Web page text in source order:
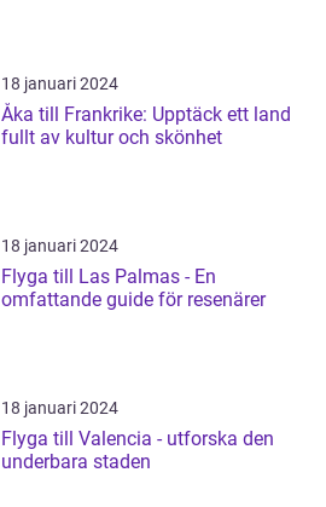
18 januari 2024
Åka till Frankrike: Upptäck ett land
fullt av kultur och skönhet
18 januari 2024
Flyga till Las Palmas - En
omfattande guide för resenärer
18 januari 2024
Flyga till Valencia - utforska den
underbara staden